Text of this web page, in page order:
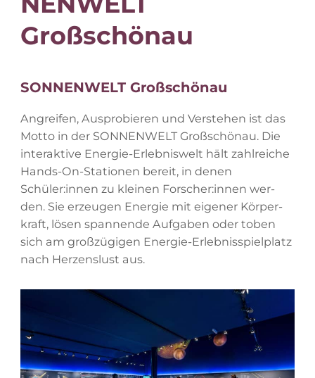
Großschönau
SON­NEN­WELT Großschönau
An­grei­fen, Aus­pro­bie­ren und Ver­ste­hen ist das
Mot­to in der SON­NEN­WELT Groß­schön­au. Die
in­ter­ak­ti­ve En­er­gie-Er­leb­nis­welt hält zahl­rei­che
Hands-On-Sta­tio­nen be­reit, in de­nen
Schüler:innen zu klei­nen Forscher:innen wer­
den. Sie er­zeu­gen En­er­gie mit ei­ge­ner Kör­per­
kraft, lö­sen span­nen­de Auf­ga­ben oder to­ben
sich am groß­zü­gi­gen En­er­gie-Er­leb­nis­spiel­platz
nach Her­zens­lust aus.